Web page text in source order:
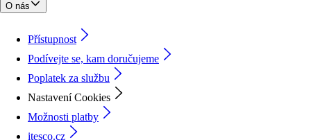
O nás
Přístupnost
Podívejte se, kam doručujeme
Poplatek za službu
Nastavení Cookies
Možnosti platby
itesco.cz